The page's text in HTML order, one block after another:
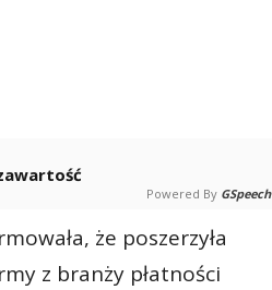
Powered By GSpeech
że poszerzyła
z branży płatności